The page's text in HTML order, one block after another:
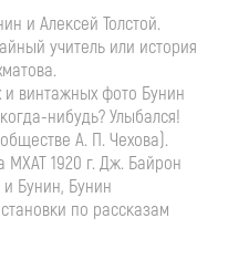
и Алексей Толстой.
учитель или история
винтажных фото Бунин
когда-нибудь? Улыбался!
А. П. Чехова).
МХАТ 1920 г. Дж. Байрон
Бунин, Бунин
по рассказам